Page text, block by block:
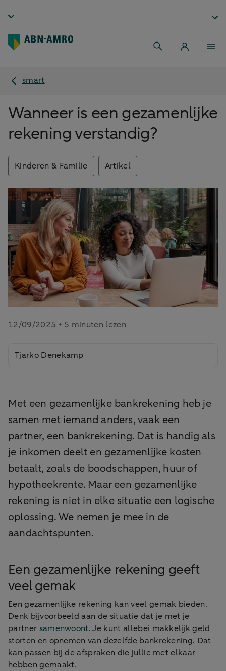
smart
Wanneer is een gezamenlijke
rekening verstandig?
Kinderen & Familie Artikel
12/09/2025 • 5 minuten lezen
Tjarko Denekamp
Met een gezamenlijke bankrekening heb je
samen met iemand anders, vaak een
partner, een bankrekening. Dat is handig als
je inkomen deelt en gezamenlijke kosten
betaalt, zoals de boodschappen, huur of
hypotheekrente. Maar een gezamenlijke
rekening is niet in elke situatie een logische
oplossing. We nemen je mee in de
aandachtspunten.
Een gezamenlijke rekening geeft
veel gemak
Een gezamenlijke rekening kan veel gemak bieden.
Denk bijvoorbeeld aan de situatie dat je met je
partner samenwoont. Je kunt allebei makkelijk geld
storten en opnemen van dezelfde bankrekening. Dat
kan passen bij de afspraken die jullie met elkaar
hebben gemaakt.